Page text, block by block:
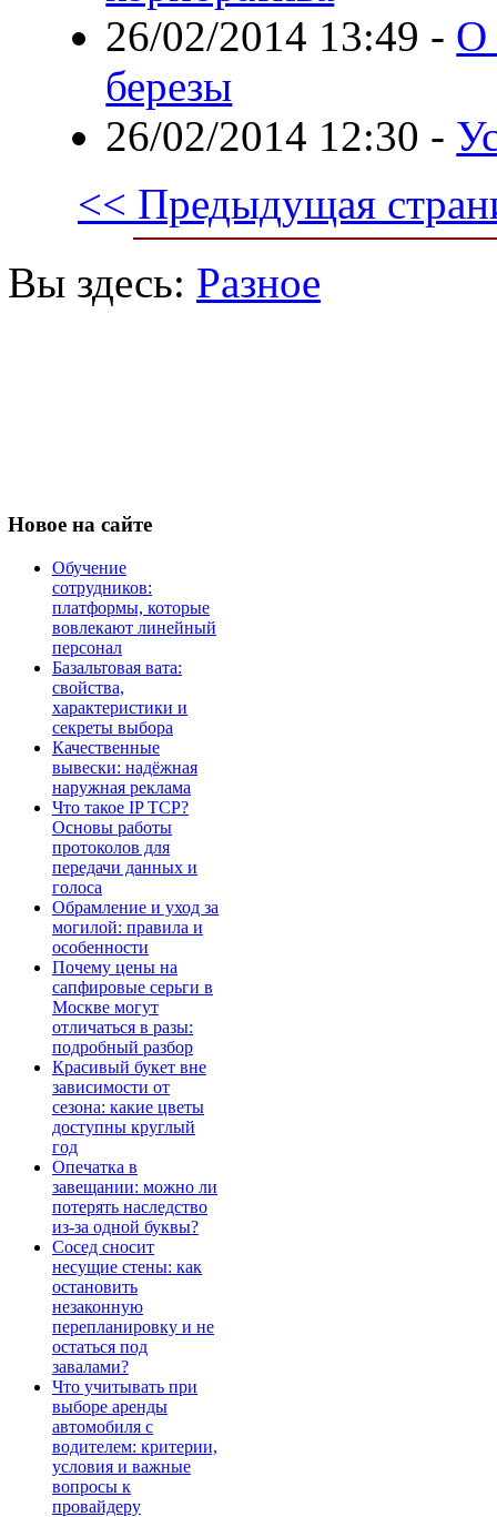
26/02/2014 13:49 - О
березы
26/02/2014 12:30 -
<< Предыдущая
Вы здесь: Разное
Новое на сайте
Обучение
сотрудников:
платформы, которые
вовлекают линейный
персонал
Базальтовая вата:
свойства,
характеристики и
секреты выбора
Качественные
вывески: надёжная
наружная реклама
Что такое IP TCP?
Основы работы
протоколов для
передачи данных и
голоса
Обрамление и уход за
могилой: правила и
особенности
Почему цены на
сапфировые серьги в
Москве могут
отличаться в разы:
подробный разбор
Красивый букет вне
зависимости от
сезона: какие цветы
доступны круглый
год
Опечатка в
завещании: можно ли
потерять наследство
из-за одной буквы?
Сосед сносит
несущие стены: как
остановить
незаконную
перепланировку и не
остаться под
завалами?
Что учитывать при
выборе аренды
автомобиля с
водителем: критерии,
условия и важные
вопросы к
провайдеру